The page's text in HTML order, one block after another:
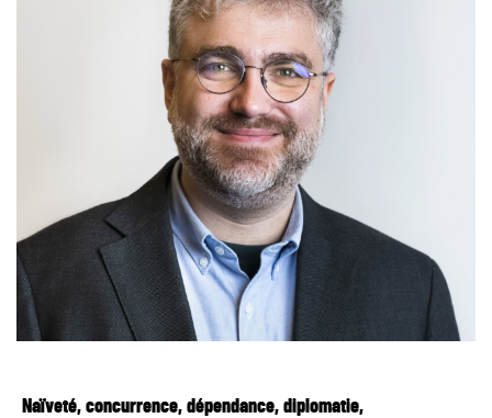
Naïveté, concurrence, dépendance, diplomatie,